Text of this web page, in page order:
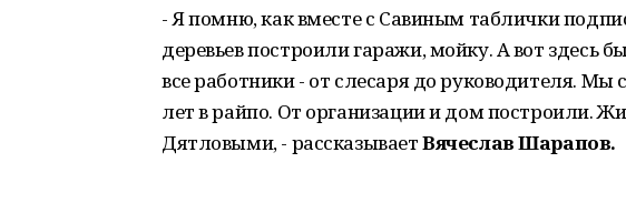
- Я помню, как вместе с Савиным таблички
деревьев построили гаражи, мойку. А вот здесь
все работники - от слесаря до руководителя. Мы
лет в райпо. От организации и дом построили.
Дятловыми, - рассказываетВячеслав Шарапов.